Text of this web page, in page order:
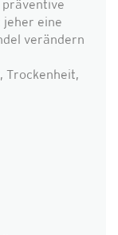
jeher eine
verändern
Trockenheit,